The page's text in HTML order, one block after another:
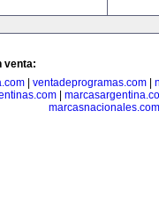
venta:
ventadeprogramas.com
marcasnacionales.com